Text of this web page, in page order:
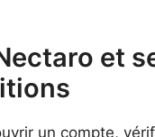
et
un compte,